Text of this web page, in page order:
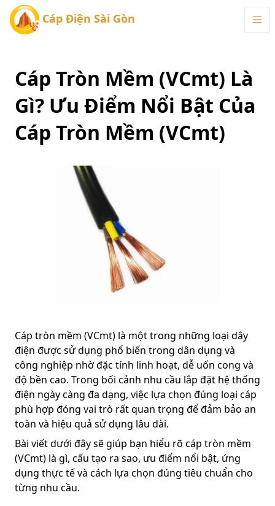
Cáp Điện Sài Gòn
Cáp Tròn Mềm (VCmt) Là
Gì? Ưu Điểm Nổi Bật Của
Cáp Tròn Mềm (VCmt)
Cáp tròn mềm (VCmt) là một trong những loại dây
điện được sử dụng phổ biến trong dân dụng và
công nghiệp nhờ đặc tính linh hoạt, dễ uốn cong và
độ bền cao. Trong bối cảnh nhu cầu lắp đặt hệ thống
điện ngày càng đa dạng, việc lựa chọn đúng loại cáp
phù hợp đóng vai trò rất quan trọng để đảm bảo an
toàn và hiệu quả sử dụng lâu dài.
Bài viết dưới đây sẽ giúp bạn hiểu rõ cáp tròn mềm
(VCmt) là gì, cấu tạo ra sao, ưu điểm nổi bật, ứng
dụng thực tế và cách lựa chọn đúng tiêu chuẩn cho
từng nhu cầu.